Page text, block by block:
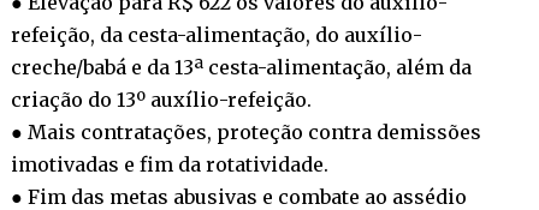
refeição, da cesta-alimentação, do auxílio-
creche/babá e da 13ª cesta-alimentação, além da
criação do 13º auxílio-refeição.
● Mais contratações, proteção contra demissões
imotivadas e fim da rotatividade.
● Fim das metas abusivas e combate ao assédio